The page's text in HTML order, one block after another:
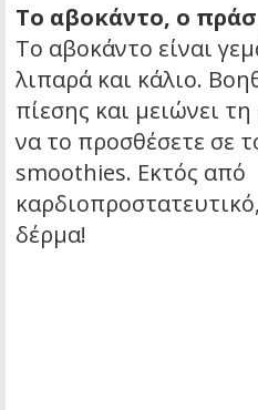
Το αβοκάντο, ο
Το αβοκάντο είναι
λιπαρά και κάλιο.
πίεσης και μειώνει
να το προσθέσετε σε
smoothies. Εκτός από
δέρμα!